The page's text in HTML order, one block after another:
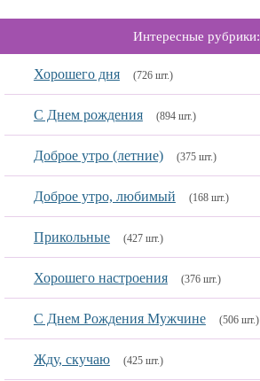
Интересные рубрики:
Хорошего дня (726 шт.)
С Днем рождения (894 шт.)
Доброе утро (летние) (375 шт.)
Доброе утро, любимый (168 шт.)
Прикольные (427 шт.)
Хорошего настроения (376 шт.)
С Днем Рождения Мужчине (506 шт.)
Жду, скучаю (425 шт.)